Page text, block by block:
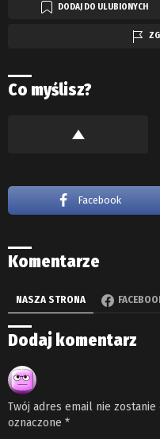
DODAJ DO ULUBIONYCH
Co myślisz?
Facebook
Komentarze
NASZA STRONA
Dodaj komentarz
Twój adres email nie
oznaczone *